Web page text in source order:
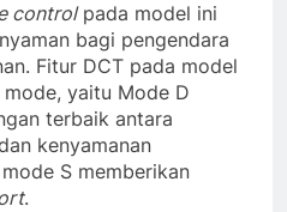
controlpada model ini
bagi pengendara
Fitur DCT pada model
yaitu Mode D
terbaik antara
kenyamanan
S memberikan
.